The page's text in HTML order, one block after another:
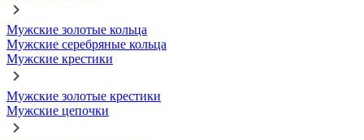
Мужские золотые кольца
Мужские серебряные кольца
Мужские крестики
Мужские золотые крестики
Мужские цепочки